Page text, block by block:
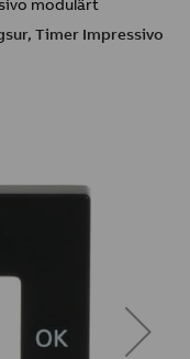
modulärt
Timer Impressivo